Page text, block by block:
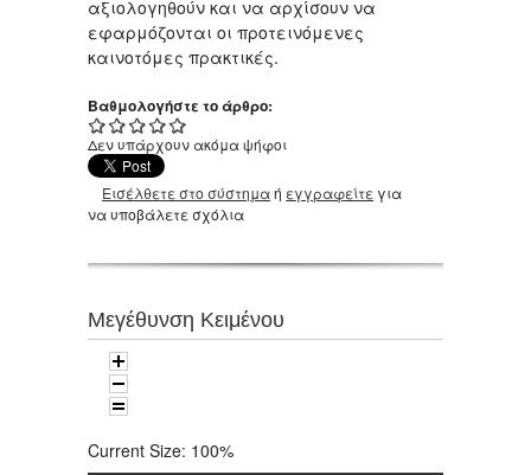
αξιολογηθούν και να αρχίσουν να
εφαρμόζονται οι προτεινόμενες
καινοτόμες πρακτικές.
Βαθμολογήστε το άρθρο:
Δεν υπάρχουν ακόμα ψήφοι
Εισέλθετε στο σύστημαή εγγραφείτε για
να υποβάλετε σχόλια
Μεγέθυνση Κειμένου
Current Size: 100%